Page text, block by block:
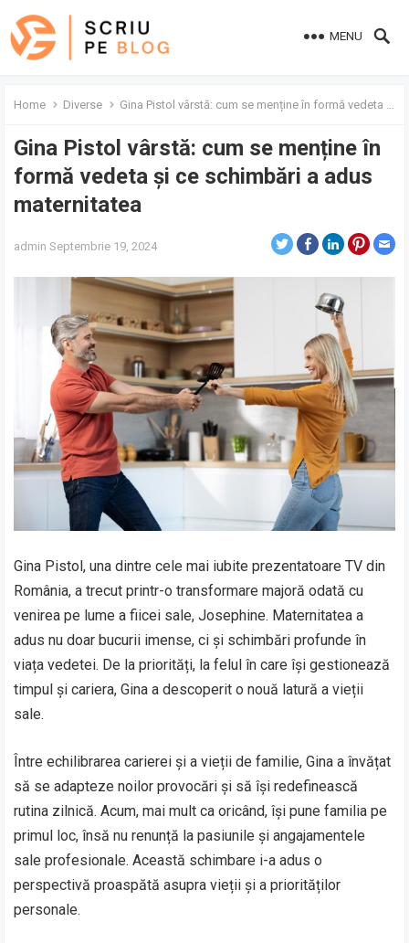
MENU
Home Diverse Gina Pistol vârstă: cum se menține în formă vedeta și ce schimbări a adus maternitatea
Gina Pistol vârstă: cum se menține în
formă vedeta și ce schimbări a adus
maternitatea
admin Septembrie 19, 2024
Gina Pistol, una dintre cele mai iubite prezentatoare TV din
România, a trecut printr-o transformare majoră odată cu
venirea pe lume a fiicei sale, Josephine. Maternitatea a
adus nu doar bucurii imense, ci și schimbări profunde în
viața vedetei. De la priorități, la felul în care își gestionează
timpul și cariera, Gina a descoperit o nouă latură a vieții
sale.
Între echilibrarea carierei și a vieții de familie, Gina a învățat
să se adapteze noilor provocări și să își redefinească
rutina zilnică. Acum, mai mult ca oricând, își pune familia pe
primul loc, însă nu renunță la pasiunile și angajamentele
sale profesionale. Această schimbare i-a adus o
perspectivă proaspătă asupra vieții și a priorităților
personale.